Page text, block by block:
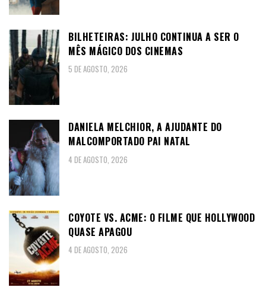
BILHETEIRAS: JULHO CONTINUA A SER O
MÊS MÁGICO DOS CINEMAS
5 DE AGOSTO, 2026
DANIELA MELCHIOR, A AJUDANTE DO
MALCOMPORTADO PAI NATAL
4 DE AGOSTO, 2026
COYOTE VS. ACME: O FILME QUE HOLLYWOOD
QUASE APAGOU
4 DE AGOSTO, 2026